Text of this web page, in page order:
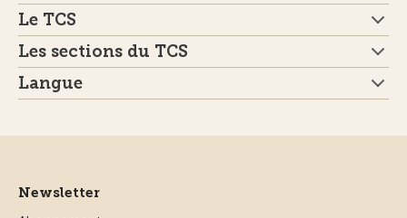
Le TCS
Les sections du TCS
Langue
Newsletter